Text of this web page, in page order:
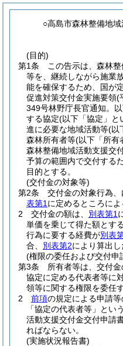
○高島市森林整備地
(目的)
第1条
この告示は、森林
等を、継続しながら施業
能を確保するため、国が
促進対策交付金実施要領(
349号林野庁長官通知。
する協定(以下「協定」と
進に必要な地域活動等(以
森林所有者等(以下「所有
森林整備地域活動支援交
予算の範囲内で交付する
目的とする。
(交付金の対象等)
第2条
交付金の対象行為、
表第1 に定めるところによ
2
交付金の額は、 別表第1
単価を乗じて得た額とする
行為に要する経費が別表
合、 別表第2により算出し
(権限の委任および交付申
第3条
所有者等は、交付金
協定に定める代表者等に
領等に関する権限を委任
2
前項の規定による申請
「協定の代表者等」とい
活動支援交付金交付申請
ればならない。
(実施状況報告書)